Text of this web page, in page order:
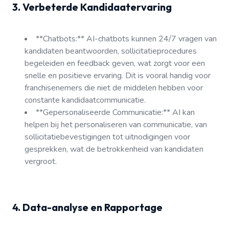
3. Verbeterde Kandidaatervaring
**Chatbots:** AI-chatbots kunnen 24/7 vragen van
kandidaten beantwoorden, sollicitatieprocedures
begeleiden en feedback geven, wat zorgt voor een
snelle en positieve ervaring. Dit is vooral handig voor
franchisenemers die niet de middelen hebben voor
constante kandidaatcommunicatie.
**Gepersonaliseerde Communicatie:** AI kan
helpen bij het personaliseren van communicatie, van
sollicitatiebevestigingen tot uitnodigingen voor
gesprekken, wat de betrokkenheid van kandidaten
vergroot.
4. Data-analyse en Rapportage